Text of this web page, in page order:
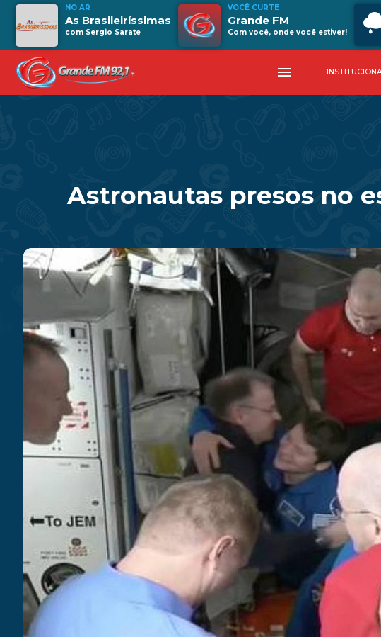
NO AR
As Brasileiríssimas
com Sergio Sarate
VOCÊ CURTE
Grande FM
Com você, onde você estiver!
menu
Astronautas presos no